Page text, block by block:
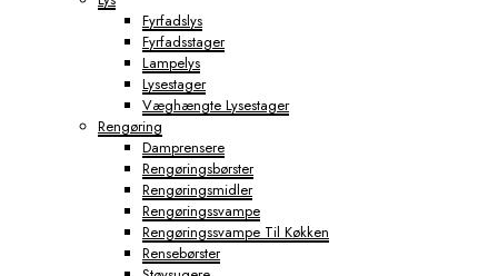
Fyrfadslys
Fyrfadsstager
Lampelys
Lysestager
Væghængte Lysestager
Rengøring
Damprensere
Rengøringsbørster
Rengøringsmidler
Rengøringssvampe
Rengøringssvampe Til Køkken
Rensebørster